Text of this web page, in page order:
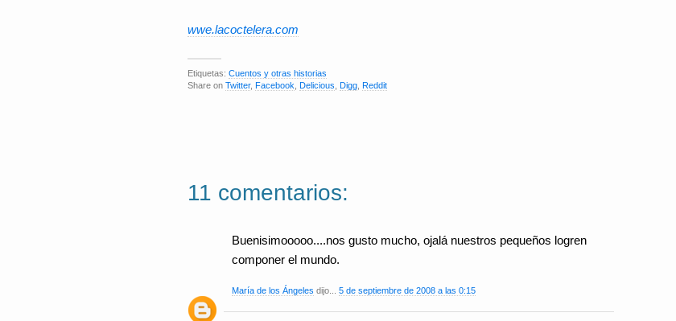
wwe.lacoctelera.com
Etiquetas: Cuentos y otras historias
Share on Twitter, Facebook Delicious Digg Reddit
11 comentarios:
Buenisimooooo....nos gusto mucho, ojalá nuestros pequeños logren
componer el mundo.
María de los Ángeles dijo... 5 de septiembre de 2008 a las 0:15